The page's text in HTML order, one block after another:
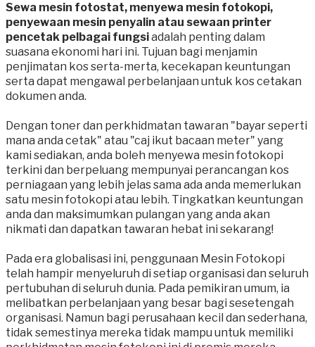
Sewa mesin fotostat, menyewa mesin fotokopi,
penyewaan mesin penyalin atau sewaan printer
pencetak pelbagai fungsiadalah penting dalam
suasana ekonomi hari ini. Tujuan bagi menjamin
penjimatan kos serta-merta, kecekapan keuntungan
serta dapat mengawal perbelanjaan untuk kos cetakan
dokumen anda.
​Dengan toner dan perkhidmatan tawaran "bayar seperti
mana anda cetak" atau "caj ikut bacaan meter" yang
kami sediakan, anda boleh menyewa mesin fotokopi
terkini dan berpeluang mempunyai perancangan kos
perniagaan yang lebih jelas sama ada anda memerlukan
satu mesin fotokopi atau lebih. Tingkatkan keuntungan
anda dan maksimumkan pulangan yang anda akan
nikmati dan dapatkan tawaran hebat ini sekarang!
Pada era globalisasi ini, penggunaan Mesin Fotokopi
telah hampir menyeluruh di setiap organisasi dan seluruh
pertubuhan di seluruh dunia. Pada pemikiran umum, ia
melibatkan perbelanjaan yang besar bagi sesetengah
organisasi. Namun bagi perusahaan kecil dan sederhana,
tidak semestinya mereka tidak mampu untuk memiliki